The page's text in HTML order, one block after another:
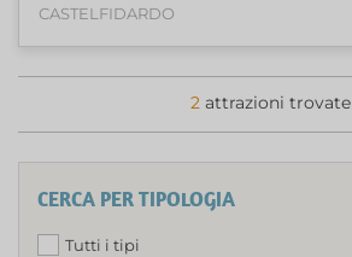
CERCA PER TIPOLOGIA
Tutti i tipi
CASTELFIDARDO
2 attrazioni trovate